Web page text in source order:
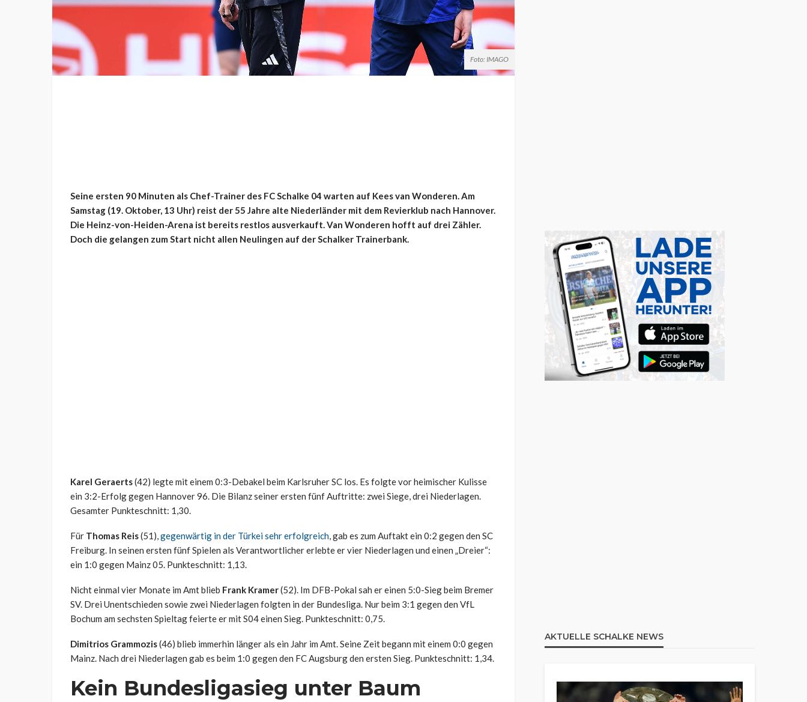
Foto: IMAGO
Seine ersten 90 Minuten als Chef-Trainer des FC Schalke 04 warten auf Kees van Wonderen. Am
Samstag (19. Oktober, 13 Uhr) reist der 55 Jahre alte Niederländer mit dem Revierklub nach Hannover.
Die Heinz-von-Heiden-Arena ist bereits restlos ausverkauft. Van Wonderen hofft auf drei Zähler.
Doch die gelangen zum Start nicht allen Neulingen auf der Schalker Trainerbank.
Karel Geraerts(42) legte mit einem 0:3-Debakel beim Karlsruher SC los. Es folgte vor heimischer Kulisse
ein 3:2-Erfolg gegen Hannover 96. Die Bilanz seiner ersten fünf Auftritte: zwei Siege, drei Niederlagen.
Gesamter Punkteschnitt: 1,30.
Für Thomas Reis(51),gegenwärtig in der Türkei sehr erfolgreich, gab es zum Auftakt ein 0:2 gegen den SC
Freiburg. In seinen ersten fünf Spielen als Verantwortlicher erlebte er vier Niederlagen und einen „Dreier“:
ein 1:0 gegen Mainz 05. Punkteschnitt: 1,13.
Nicht einmal vier Monate im Amt blieb Frank Kramer(52). Im DFB-Pokal sah er einen 5:0-Sieg beim Bremer
SV. Drei Unentschieden sowie zwei Niederlagen folgten in der Bundesliga. Nur beim 3:1 gegen den VfL
Bochum am sechsten Spieltag feierte er mit S04 einen Sieg. Punkteschnitt: 0,75.
Dimitrios Grammozis(46) blieb immerhin länger als ein Jahr im Amt. Seine Zeit begann mit einem 0:0 gegen
Mainz. Nach drei Niederlagen gab es beim 1:0 gegen den FC Augsburg den ersten Sieg. Punkteschnitt: 1,34.
Kein Bundesligasieg unter Baum
AKTUELLE SCHALKE NEWS